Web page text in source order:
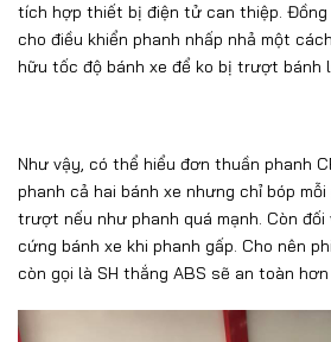
tích hợp thiết bị điện tử can thiệp. Đồng
cho điều khiển phanh nhấp nhả một
hữu tốc độ bánh xe để ko bị trượt bánh
Như vậy, có thể hiểu đơn thuần phanh
phanh cả hai bánh xe nhưng chỉ bóp
trượt nếu như phanh quá mạnh. Còn đối
cứng bánh xe khi phanh gấp. Cho nên
còn gọi là SH thắng ABS sẽ an toàn hơn